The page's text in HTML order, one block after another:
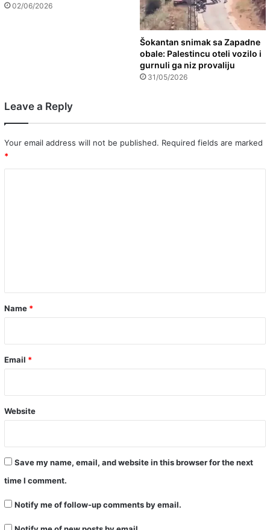
02/06/2026
Šokantan snimak sa Zapadne
obale: Palestincu oteli vozilo i
gurnuli ga niz provaliju
31/05/2026
Leave a Reply
Your email address will not be published. Required fields are marked
*
*
Name *
Email *
Website
Save my name, email, and website in this browser for the next
time I comment.
Notify me of follow-up comments by email.